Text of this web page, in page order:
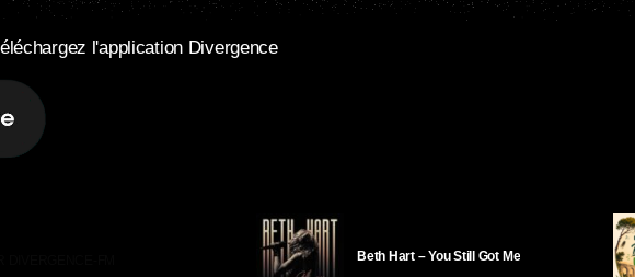
l'application Divergence
Beth Hart – You Still Got Me